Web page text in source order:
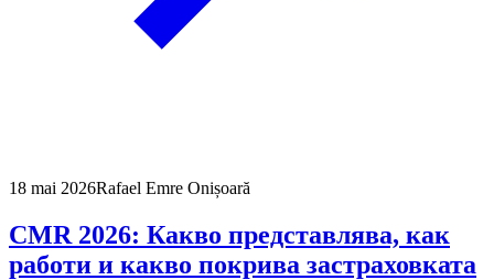
18 mai 2026Rafael Emre Onișoară
CMR 2026: Какво представлява, как
работи и какво покрива застраховката